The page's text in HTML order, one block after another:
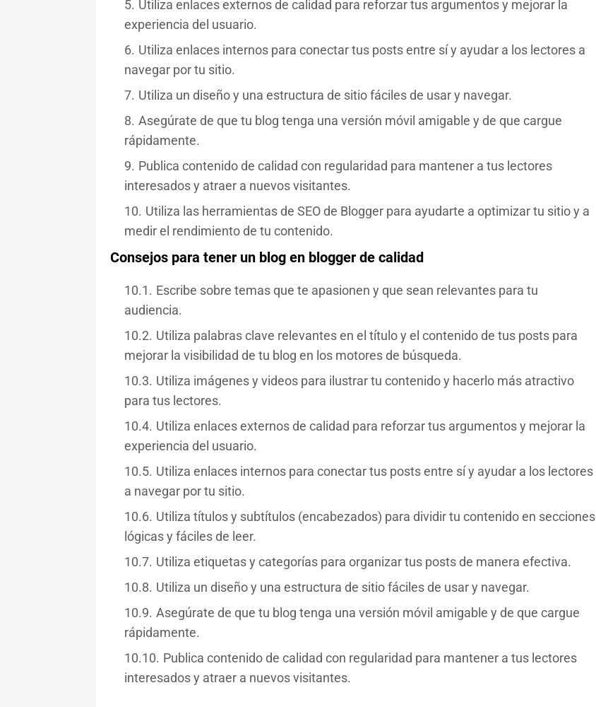
Utiliza enlaces externos de calidad para reforzar tus argumentos y mejorar la
experiencia del usuario.
Utiliza enlaces internos para conectar tus posts entre sí y ayudar a los lectores a
navegar por tu sitio.
Utiliza un diseño y una estructura de sitio fáciles de usar y navegar.
Asegúrate de que tu blog tenga una versión móvil amigable y de que cargue
rápidamente.
Publica contenido de calidad con regularidad para mantener a tus lectores
interesados y atraer a nuevos visitantes.
Utiliza las herramientas de SEO de Blogger para ayudarte a optimizar tu sitio y a
medir el rendimiento de tu contenido.
Consejos para tener un blog en blogger de calidad
Escribe sobre temas que te apasionen y que sean relevantes para tu
audiencia.
Utiliza palabras clave relevantes en el título y el contenido de tus posts para
mejorar la visibilidad de tu blog en los motores de búsqueda.
Utiliza imágenes y videos para ilustrar tu contenido y hacerlo más atractivo
para tus lectores.
Utiliza enlaces externos de calidad para reforzar tus argumentos y mejorar la
experiencia del usuario.
Utiliza enlaces internos para conectar tus posts entre sí y ayudar a los lectores
a navegar por tu sitio.
Utiliza títulos y subtítulos (encabezados) para dividir tu contenido en secciones
lógicas y fáciles de leer.
Utiliza etiquetas y categorías para organizar tus posts de manera efectiva.
Utiliza un diseño y una estructura de sitio fáciles de usar y navegar.
Asegúrate de que tu blog tenga una versión móvil amigable y de que cargue
rápidamente.
Publica contenido de calidad con regularidad para mantener a tus lectores
interesados y atraer a nuevos visitantes.